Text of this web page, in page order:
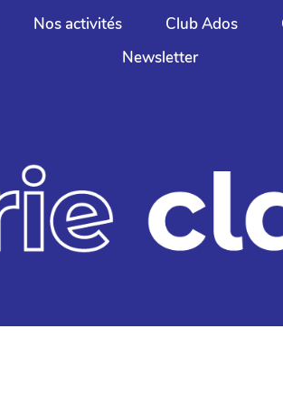
Nos activités Club Ados
Newsletter